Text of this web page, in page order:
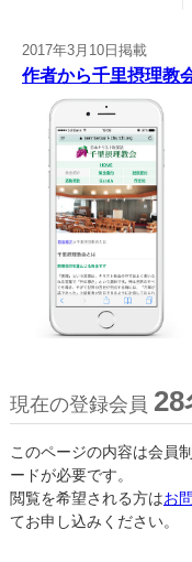
2017年3月10日掲載
作者から千里摂理教
現在の登録会員 28
このページの内容は会員
ードが必要です。
閲覧を希望される方はお
てお申し込みください。